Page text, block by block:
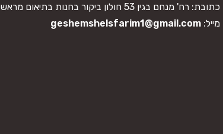
כתובת: רח' מנחם בגין 53 חולון ביקור בחנות בתיאום מראש
מייל: geshemshelsfarim1@gmail.com